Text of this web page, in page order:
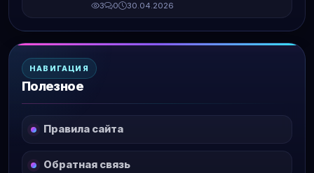
3 0 30.04.2026
НАВИГАЦИЯ
Полезное
Правила сайта
Обратная связь